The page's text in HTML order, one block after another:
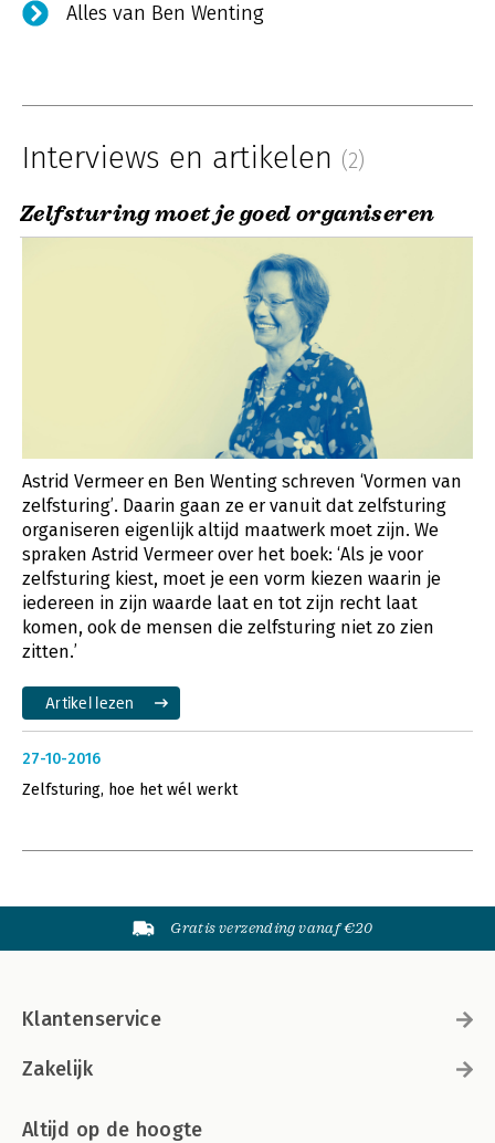
Alles van Ben Wenting
Interviews en artikelen (2)
Zelfsturing moet je goed organiseren
Astrid Vermeer en Ben Wenting schreven ‘Vormen van
zelfsturing’. Daarin gaan ze er vanuit dat zelfsturing
organiseren eigenlijk altijd maatwerk moet zijn. We
spraken Astrid Vermeer over het boek: ‘Als je voor
zelfsturing kiest, moet je een vorm kiezen waarin je
iedereen in zijn waarde laat en tot zijn recht laat
komen, ook de mensen die zelfsturing niet zo zien
zitten.’
Artikel lezen
27-10-2016
Zelfsturing, hoe het wél werkt
Gratis verzending vanaf €20
Klantenservice
Zakelijk
Altijd op de hoogte